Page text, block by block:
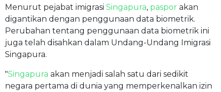
Menurut pejabat imigrasi Singapura, paspor akan
digantikan dengan penggunaan data biometrik.
Perubahan tentang penggunaan data biometrik ini
juga telah disahkan dalam Undang-Undang Imigrasi
Singapura.
"Singapura akan menjadi salah satu dari sedikit
negara pertama di dunia yang memperkenalkan izin